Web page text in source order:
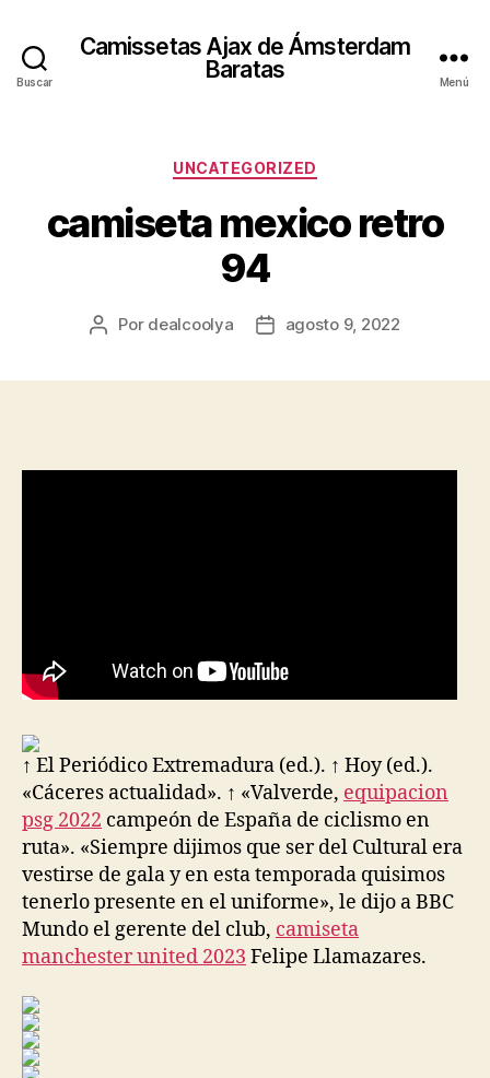
Buscar
Camissetas Ajax de Ámsterdam
Baratas
Menú
Categorías
UNCATEGORIZED
camiseta mexico retro
94
Autor
Por dealcoolya
Fechaagosto 9, 2022
↑ El Periódico Extremadura (ed.). ↑ Hoy (ed.).
«Cáceres actualidad». ↑ «Valverde, equipacion
psg 2022 campeón de España de ciclismo en
ruta». «Siempre dijimos que ser del Cultural era
vestirse de gala y en esta temporada quisimos
tenerlo presente en el uniforme», le dijo a BBC
Mundo el gerente del club, camiseta
manchester united 2023 Felipe Llamazares.